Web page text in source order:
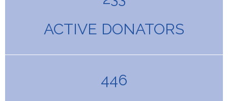
ACTIVE DONATORS
446